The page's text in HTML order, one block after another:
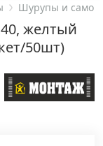
Шурупы и
желтый
50шт)